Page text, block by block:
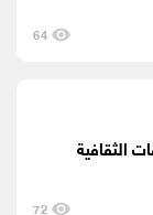
64
الثقافية
72